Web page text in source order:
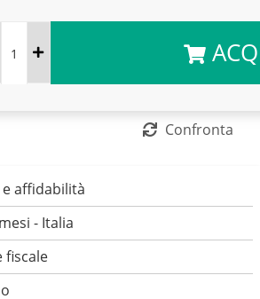
Confronta
affidabilità
- Italia
fiscale